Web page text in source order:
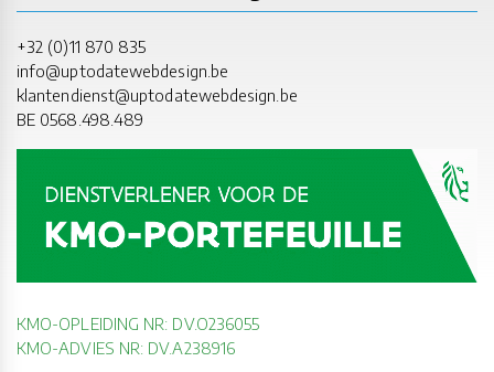
+32 (0)11 870 835
info@uptodatewebdesign.be
klantendienst@uptodatewebdesign.be
BE 0568.498.489
KMO-OPLEIDING NR: DV.O236055
KMO-ADVIES NR: DV.A238916